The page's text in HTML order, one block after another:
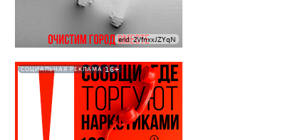
erid: 2VfnxxJZYqN
СОЦИАЛЬНАЯ РЕКЛАМА 16+